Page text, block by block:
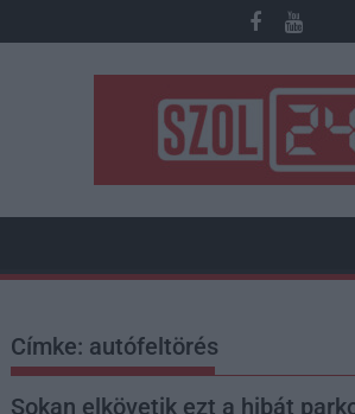
to
Címke: autófeltörés
Sokan elkövetik ezt a hibát